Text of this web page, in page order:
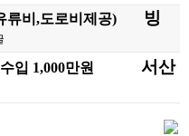
류비,​도로비제공)
빙
입 1,000만원
서산